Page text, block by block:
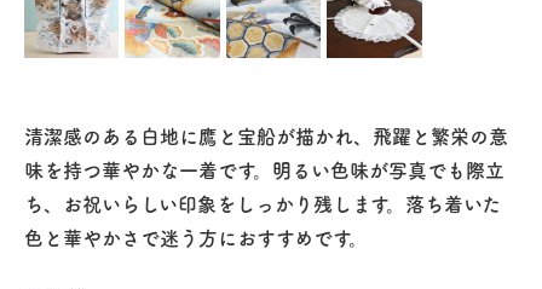
清潔感のある白地に鷹と宝船が描かれ、飛躍と繁栄の意
味を持つ華やかな一着です。明るい色味が写真でも際立
ち、お祝いらしい印象をしっかり残します。落ち着いた
色と華やかさで迷う方におすすめです。